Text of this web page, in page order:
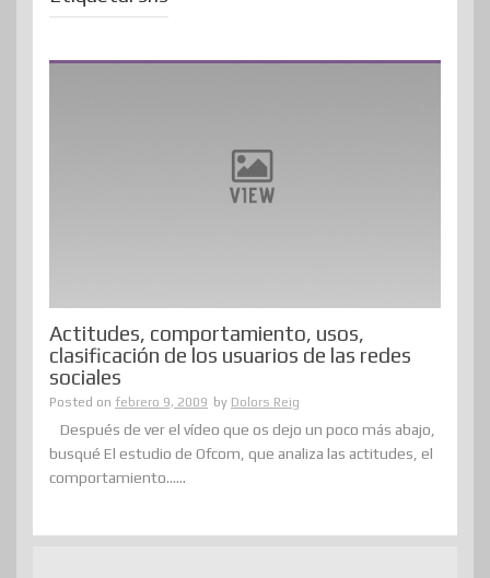
Actitudes, comportamiento, usos,
clasificación de los usuarios de las redes
sociales
Posted on febrero 9, 2009 by Dolors Reig
Después de ver el vídeo que os dejo un poco más abajo,
busqué El estudio de Ofcom, que analiza las actitudes, el
comportamiento......